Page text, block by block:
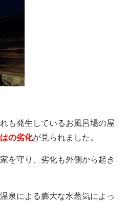
も発生しているお風呂場の屋
の劣化が見られました。
を守り、劣化も外側から起き
泉による膨大な水蒸気によっ